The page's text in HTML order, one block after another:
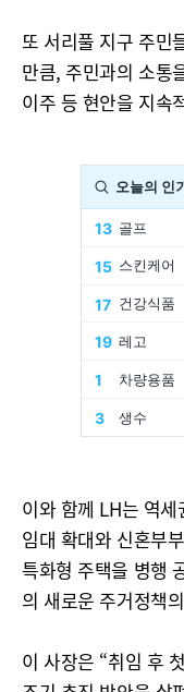
또 서리풀 지구 주민
만큼, 주민과의 소통
이주 등 현안을 지속
이와 함께 LH는 역
임대 확대와 신혼부
특화형 주택을 병행
의 새로운 주거정책
이 사장은 “취임 후